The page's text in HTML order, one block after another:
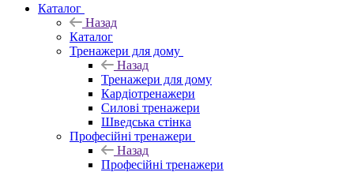
Каталог
Назад
Каталог
Тренажери для дому
Назад
Тренажери для дому
Кардіотренажери
Силові тренажери
Шведська стінка
Професійні тренажери
Назад
Професійні тренажери